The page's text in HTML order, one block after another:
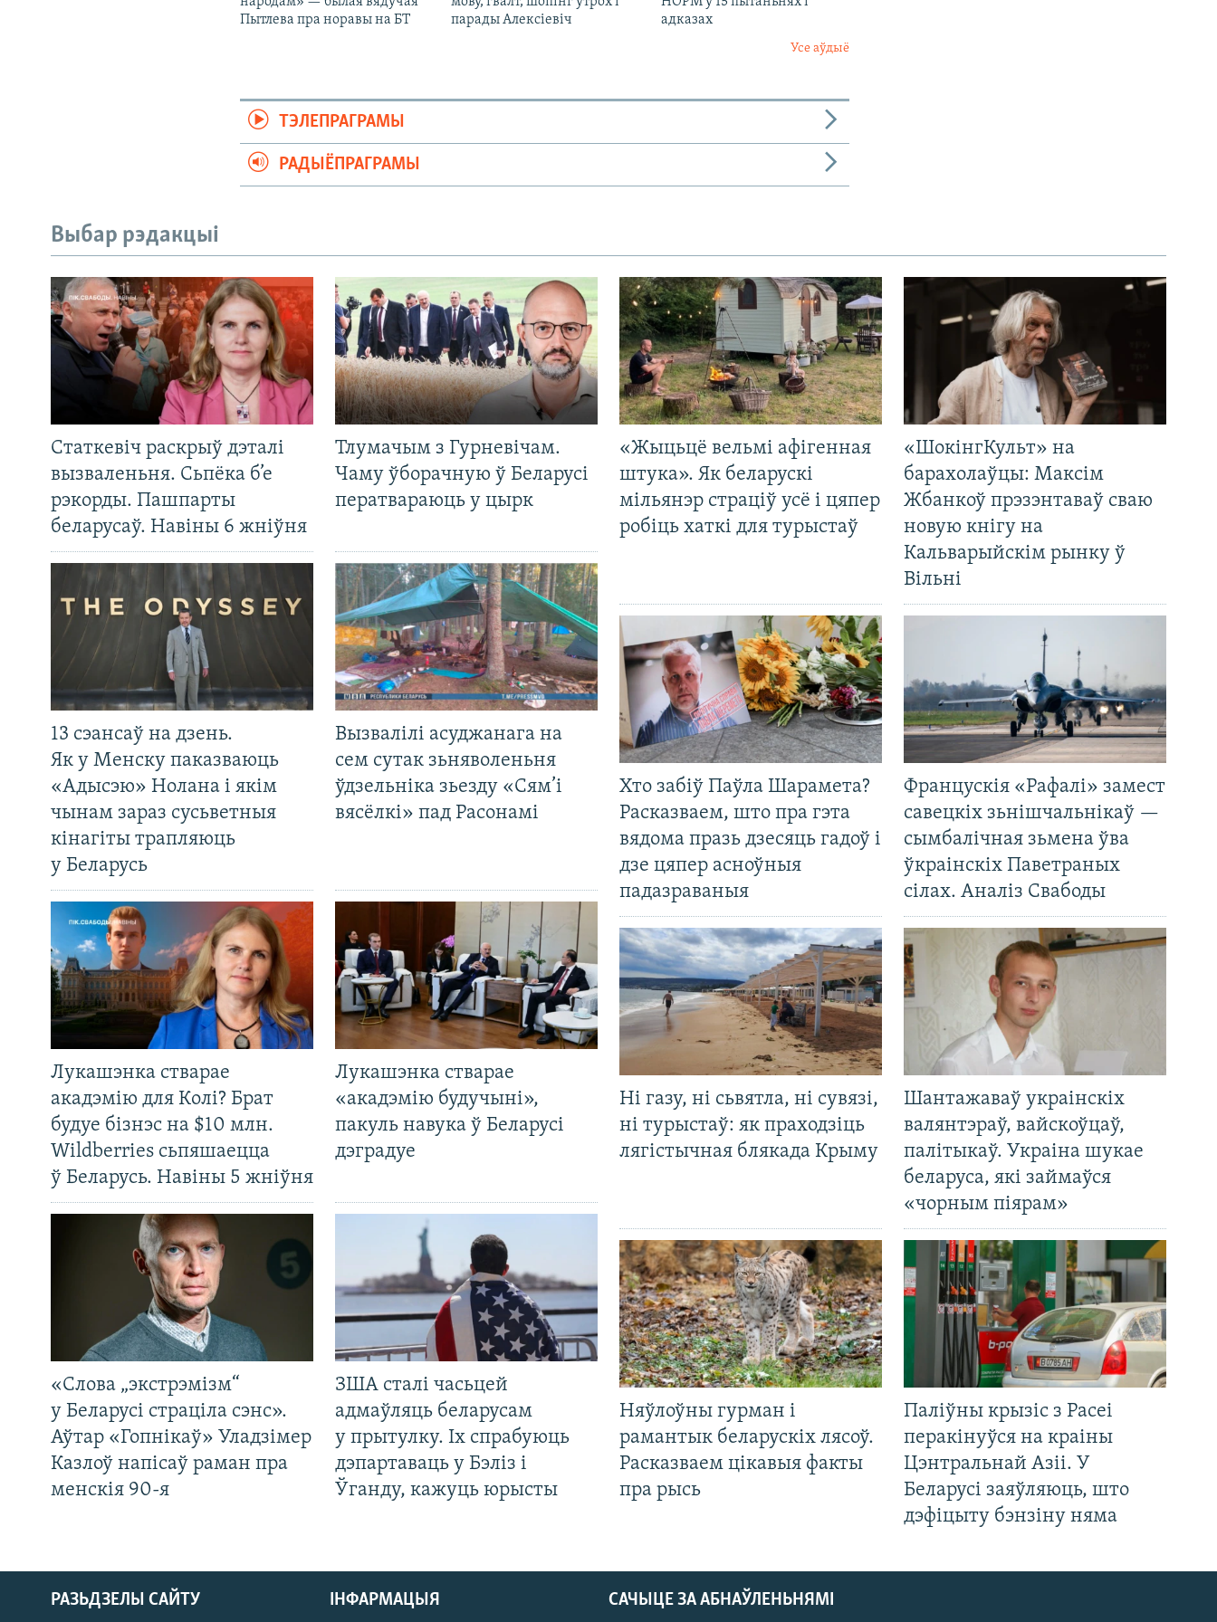
Пытлева пра норавы на БТ
парады Алексіевіч
адказах
Усе аўдыё
ТЭЛЕПРАГРАМЫ
РАДЫЁПРАГРАМЫ
Выбар рэдакцыі
Статкевіч раскрыў дэталі
вызваленьня. Сьпёка б’е
рэкорды. Пашпарты
беларусаў. Навіны 6 жніўня
Тлумачым з Гурневічам.
Чаму ўборачную ў Беларусі
ператвараюць у цырк
13 сэансаў на дзень.
Як у Менску паказваюць
«Адысэю» Нолана і якім
чынам зараз сусьветныя
кінагіты трапляюць
у Беларусь
Вызвалілі асуджанага на
сем сутак зьняволеньня
ўдзельніка зьезду «Сям’і
вясёлкі» пад Расонамі
Лукашэнка стварае
акадэмію для Колі? Брат
будуе бізнэс на $10 млн.
Wildberries сьпяшаецца
ў Беларусь. Навіны 5 жніўня
Лукашэнка стварае
«акадэмію будучыні»,
пакуль навука ў Беларусі
дэградуе
«Слова „экстрэмізм“
у Беларусі страціла сэнс».
Аўтар «Гопнікаў» Уладзімер
Казлоў напісаў раман пра
менскія 90-я
ЗША сталі часьцей
адмаўляць беларусам
у прытулку. Іх спрабуюць
дэпартаваць у Бэліз і
Ўганду, кажуць юрысты
«Жыцьцё вельмі афігенная
штука». Як беларускі
мільянэр страціў усё і цяпер
робіць хаткі для турыстаў
«ШокінгКульт» на
барахолаўцы: Максім
Жбанкоў прэзэнтаваў сваю
новую кнігу на
Кальварыйскім рынку ў
Вільні
Хто забіў Паўла Шарамета?
Расказваем, што пра гэта
вядома празь дзесяць гадоў і
дзе цяпер асноўныя
падазраваныя
Францускія «Рафалі» замест
савецкіх зьнішчальнікаў —
сымбалічная зьмена ўва
ўкраінскіх Паветраных
сілах. Аналіз Свабоды
Ні газу, ні сьвятла, ні сувязі,
ні турыстаў: як праходзіць
лягістычная блякада Крыму
Шантажаваў украінскіх
валянтэраў, вайскоўцаў,
палітыкаў. Украіна шукае
беларуса, які займаўся
«чорным піярам»
Няўлоўны гурман і
рамантык беларускіх лясоў.
Расказваем цікавыя факты
пра рысь
Паліўны крызіс з Расеі
перакінуўся на краіны
Цэнтральнай Азіі. У
Беларусі заяўляюць, што
дэфіцыту бэнзіну няма
САЧЫЦЕ ЗА АБНАЎЛЕНЬНЯМІ
РАЗЬДЗЕЛЫ САЙТУ ІНФАРМАЦЫЯ